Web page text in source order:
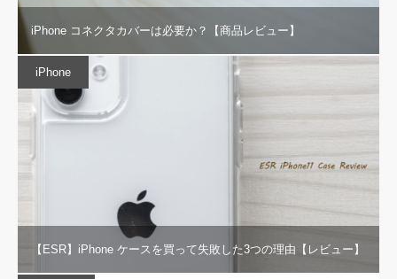
iPhone コネクタカバーは必要か？【商品レビュー】
iPhone
【ESR】iPhone ケースを買って失敗した3つの理由【レビュー】